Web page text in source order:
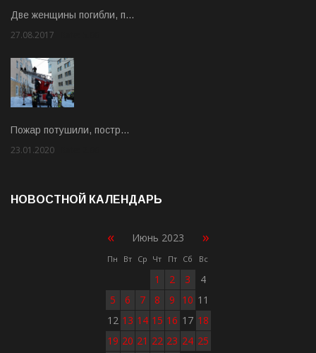
Две женщины погибли, п…
27.08.2017
Пожар потушили, постр…
23.01.2020
НОВОСТНОЙ КАЛЕНДАРЬ
« Июнь 2023 »
Пн Вт Ср Чт Пт Сб Вс
1 2 3
4
5
6 7 8 9 10 11
12 13 14 15 16 17 18
19 20 21 22 23 24 25